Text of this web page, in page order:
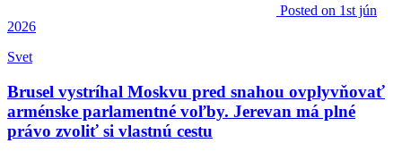
Posted on 1st jún
2026
Svet
Brusel vystríhal Moskvu pred snahou ovplyvňovať
arménske parlamentné voľby. Jerevan má plné
právo zvoliť si vlastnú cestu